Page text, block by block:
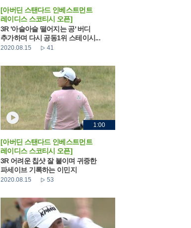
[아버딘 스탠다드 인베스트먼트
레이디스 스코티시 오픈]
3R '아슬아슬 떨어지는 공' 버디
추가하며 다시 공동1위 스테이시...
2020.08.15 41
1:00
[아버딘 스탠다드 인베스트먼트
레이디스 스코티시 오픈]
3R 어려운 칩샷 잘 붙이며 귀중한
파세이브 기록하는 이민지
2020.08.15 53